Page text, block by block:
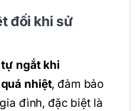
đối khi sử
ngắt khi
nhiệt, đảm bảo
đình, đặc biệt là